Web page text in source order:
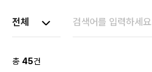
총 45건